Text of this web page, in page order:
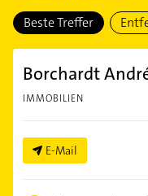
Beste Treffer
Borchardt
IMMOBILIEN
E-Mail